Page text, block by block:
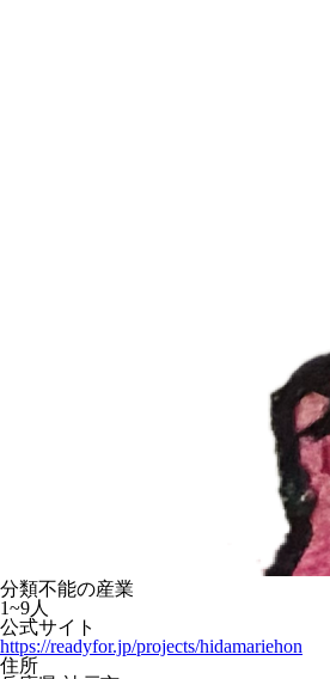
分類不能の産業
1~9人
公式サイト
https://readyfor.jp/projects/hidamariehon
住所